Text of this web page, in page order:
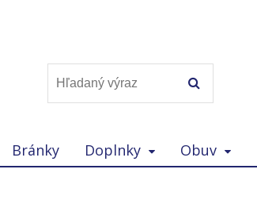
Bránky Doplnky Obuv